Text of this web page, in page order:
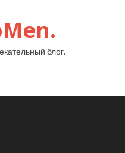
блог.